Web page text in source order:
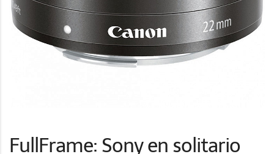
FullFrame: Sony en solitario